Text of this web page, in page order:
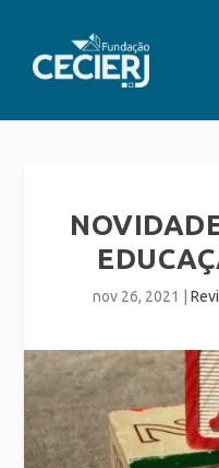
nov 26, 2021